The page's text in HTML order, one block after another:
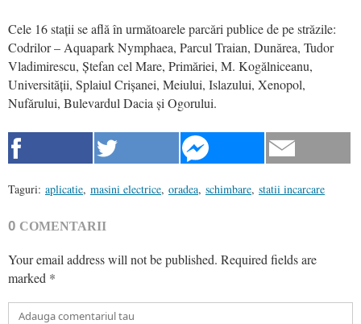
Cele 16 stații se află în următoarele parcări publice de pe străzile:
Codrilor – Aquapark Nymphaea, Parcul Traian, Dunărea, Tudor
Vladimirescu, Ștefan cel Mare, Primăriei, M. Kogălniceanu,
Universității, Splaiul Crișanei, Meiului, Islazului, Xenopol,
Nufărului, Bulevardul Dacia și Ogorului.
Taguri: aplicatie, masini electrice, oradea, schimbare, statii incarcare
0 COMENTARII
Your email address will not be published. Required fields are
marked *